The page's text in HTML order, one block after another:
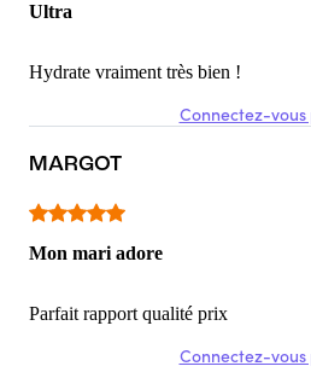
Ultra
Hydrate vraiment très bien !
Connectez-
MARGOT
Mon mari adore
Parfait rapport qualité prix
Connectez-